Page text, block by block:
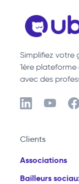
Simplifiez votre
1ère
avec des
Clients
Associations
Bailleurs